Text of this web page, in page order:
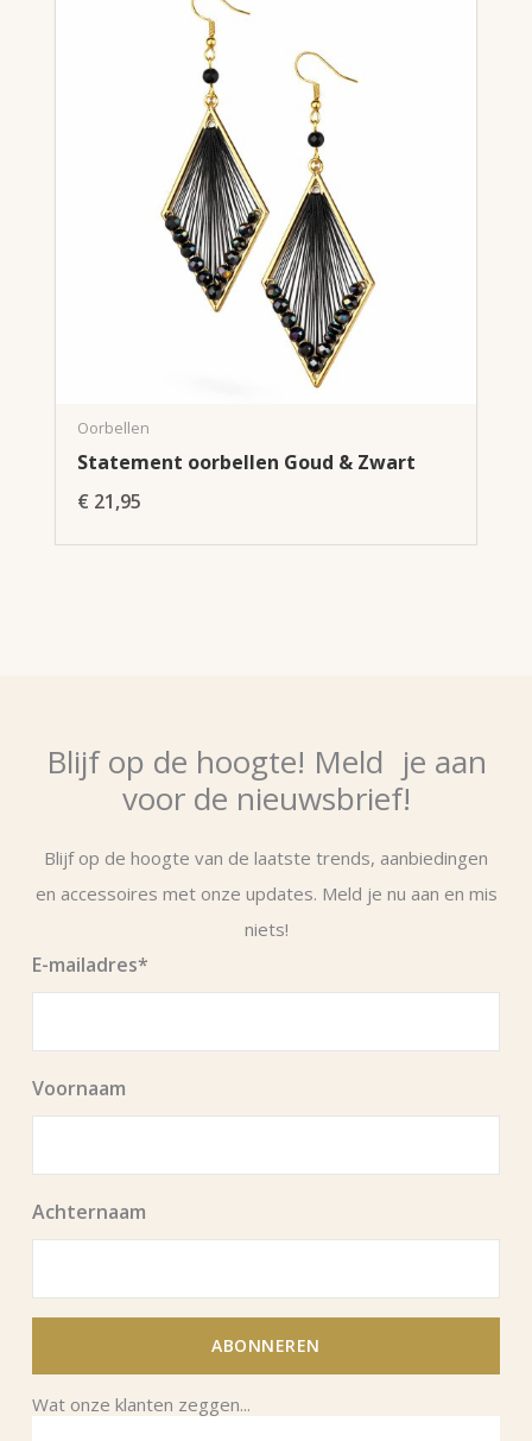
Oorbellen
Statement oorbellen Goud & Zwart
€ 21,95
Blijf op de hoogte! Meld je aan
voor de nieuwsbrief!
Blijf op de hoogte van de laatste trends, aanbiedingen
en accessoires met onze updates. Meld je nu aan en mis
niets!
E-mailadres*
Voornaam
Achternaam
ABONNEREN
Wat onze klanten zeggen...